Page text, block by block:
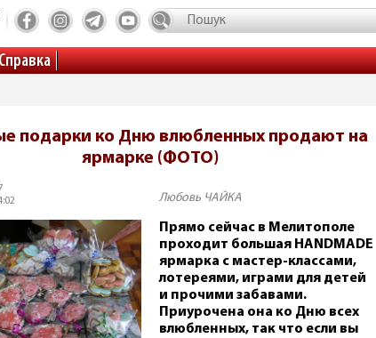
подарки ко Дню влюбленных продают на
ярмарке (ФОТО)
Любовь ЧАЙКА
Прямо сейчас в Мелитополе
проходит большая HANDMADE
ярмарка с мастер-классами,
лотереями, играми для детей
и прочими забавами.
Приурочена она ко Дню всех
влюбленных, так что если вы